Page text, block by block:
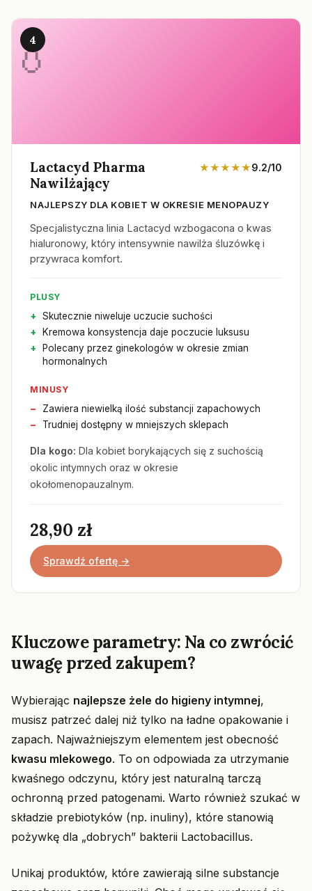
4
Lactacyd Pharma
Nawilżający
★★★★★9.2/10
NAJLEPSZY DLA KOBIET W OKRESIE MENOPAUZY
Specjalistyczna linia Lactacyd wzbogacona o kwas
hialuronowy, który intensywnie nawilża śluzówkę i
przywraca komfort.
PLUSY
Skutecznie niweluje uczucie suchości
Kremowa konsystencja daje poczucie luksusu
Polecany przez ginekologów w okresie zmian
hormonalnych
MINUSY
Zawiera niewielką ilość substancji zapachowych
Trudniej dostępny w mniejszych sklepach
Dla kogo: Dla kobiet borykających się z suchością
okolic intymnych oraz w okresie
okołomenopauzalnym.
28,90 zł
Sprawdź ofertę →
Kluczowe parametry: Na co zwrócić
uwagę przed zakupem?
Wybierając najlepsze żele do higieny intymnej,
musisz patrzeć dalej niż tylko na ładne opakowanie i
zapach. Najważniejszym elementem jest obecność
kwasu mlekowego. To on odpowiada za utrzymanie
kwaśnego odczynu, który jest naturalną tarczą
ochronną przed patogenami. Warto również szukać w
składzie prebiotyków (np. inuliny), które stanowią
pożywkę dla „dobrych” bakterii Lactobacillus.
Unikaj produktów, które zawierają silne substancje